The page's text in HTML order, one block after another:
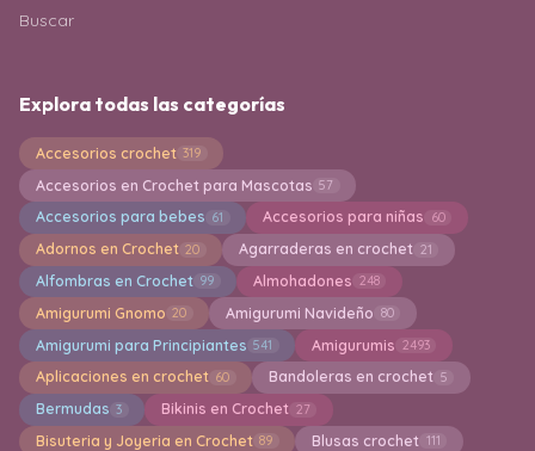
Buscar
Explora todas las categorías
Accesorios crochet 319
Accesorios en Crochet para Mascotas 57
Accesorios para bebes 61 Accesorios para niñas 60
Adornos en Crochet 20 Agarraderas en crochet 21
Alfombras en Crochet 99 Almohadones 248
Amigurumi Gnomo 20 Amigurumi Navideño 80
Amigurumi para Principiantes 541 Amigurumis 2493
Aplicaciones en crochet 60 Bandoleras en crochet 5
Bermudas 3 Bikinis en Crochet 27
Bisuteria y Joyeria en Crochet 89 Blusas crochet 111